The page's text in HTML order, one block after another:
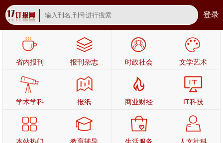
登录
省内报刊 报刊杂志 时政社会 文学艺术
学术学科 报纸 商业财经 IT科技